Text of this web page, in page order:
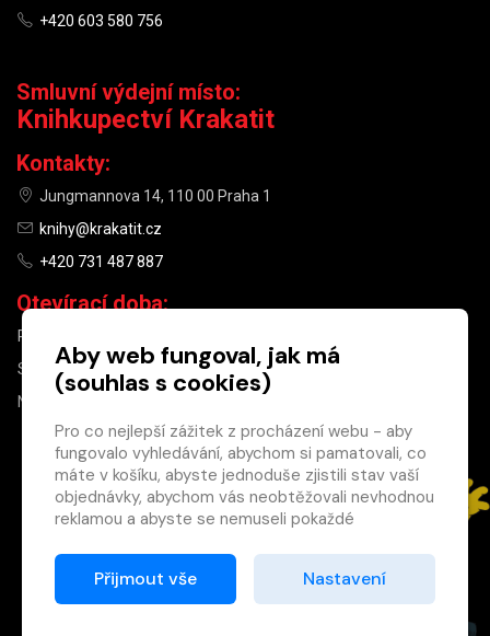
×
Máte u nás již
registrovaný
účet?
Registrací získáte slevu
na zboží ve výši 15 %
+420 603 580 756
Smluvní výdejní místo:
Knihkupectví Krakatit
Kontakty:
Jungmannova 14, 110 00 Praha 1
knihy@krakatit.cz
+420 731 487 887
Otevírací doba:
PO–PÁ
SO
10:00–13:00
NE
Aby web fungoval, jak má
(souhlas s cookies)
Pro co nejlepší zážitek z procházení webu - aby
fungovalo vyhledávání, abychom si pamatovali, co
máte v košíku, abyste jednoduše zjistili stav vaší
objednávky, abychom vás neobtěžovali nevhodnou
reklamou a abyste se nemuseli pokaždé
Proto od vás potřebujeme souhlas se
zpracováním souborů cookies
Přijmout vše Nastavení